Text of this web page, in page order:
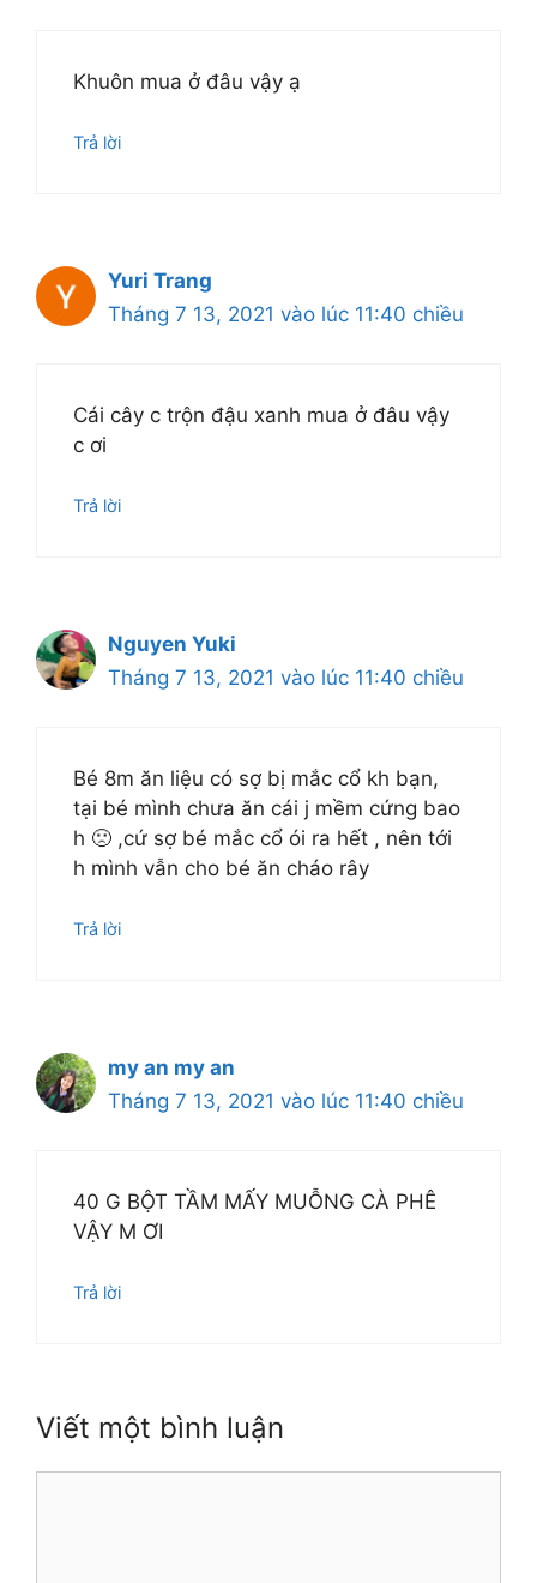
Khuôn mua ở đâu vậy ạ
Trả lời
Yuri Trang
Tháng 7 13, 2021 vào lúc 11:40 chiều
Cái cây c trộn đậu xanh mua ở đâu vậy
c ơi
Trả lời
Nguyen Yuki
Tháng 7 13, 2021 vào lúc 11:40 chiều
Bé 8m ăn liệu có sợ bị mắc cổ kh bạn,
tại bé mình chưa ăn cái j mềm cứng bao
h 🙁 ,cứ sợ bé mắc cổ ói ra hết , nên tới
h mình vẫn cho bé ăn cháo rây
Trả lời
my an my an
Tháng 7 13, 2021 vào lúc 11:40 chiều
40 G BỘT TẦM MẤY MUỖNG CÀ PHÊ
VẬY M ƠI
Trả lời
Viết một bình luận